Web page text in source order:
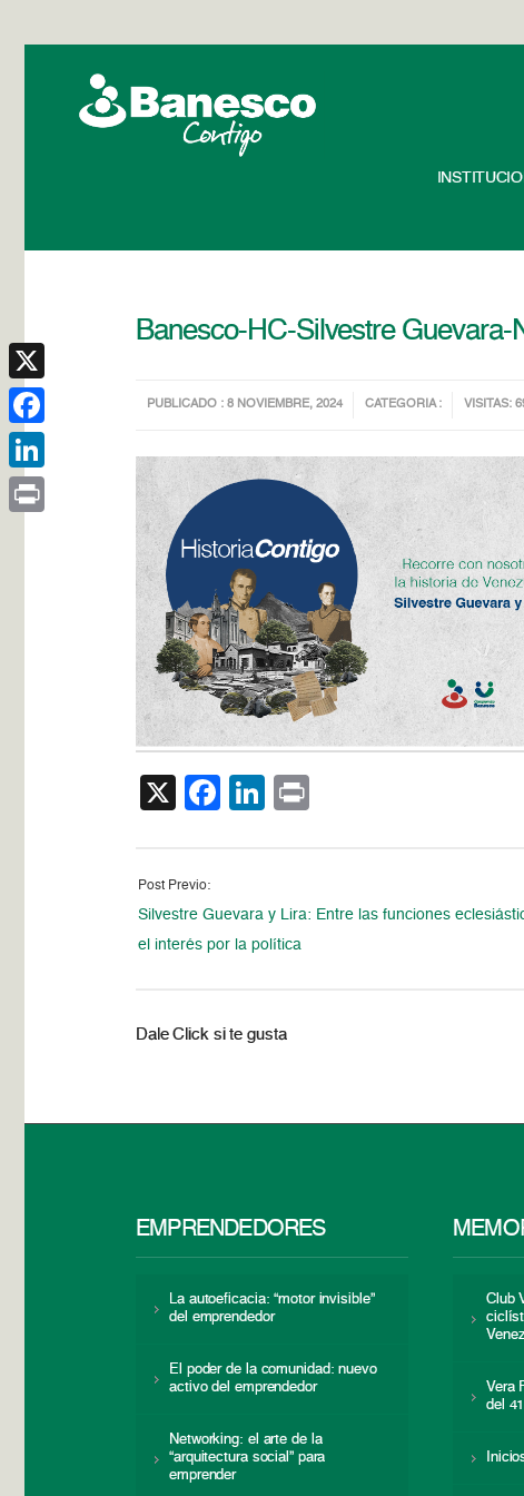
Banesco-HC-Silvestre Guevara-
PUBLICADO : 8 NOVIEMBRE, 2024 CATEGORIA : VISITAS:
X Facebook
LinkedIn
Post Previo:
Silvestre Guevara y Lira: Entre las funciones
el interés por la política
Dale Click si te gusta
EMPRENDEDORES
La autoeficacia: “motor invisible”
del emprendedor
El poder de la comunidad: nuevo
activo del emprendedor
Networking: el arte de la
“arquitectura social” para
emprender
Club
Vera
del 41
X
Facebook
LinkedIn